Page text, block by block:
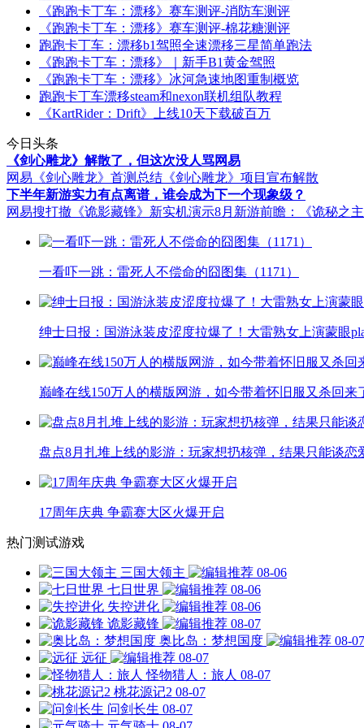
《跑跑卡丁车：漂移》赛车测评-消防车测评
《跑跑卡丁车：漂移》赛车测评-棉花糖测评
跑跑卡丁车：漂移b1驾照全速漂移三星简单跑法
《跑跑卡丁车：漂移》｜新手B1黄金驾照
《跑跑卡丁车：漂移》冰河急速地图重制概览
跑跑卡丁车漂移steam和nexon联机组队教程
《KartRider：Drift》上线10天下载破百万
今日头条
《剑心雕龙》解散了，但这次没人骂网易
网易《剑心雕龙》首测总结 《剑心雕龙》项目宣布解散
下半年新游实力有点离谱，谁会成为下一个现象级？
网易搜打撤《诡影藏锋》新实机演示8月新游前瞻：《诡秘之
一看吓一跳：雷死人不偿命的囧图集（1171）
绅士日报：国游泳装皮涩度拉爆了！大雷熟女上演蒙眼
巅峰在线150万人的横版网游，如今带着怀旧服又杀回来
盘点8月扎堆上线的影游：玩家想扔核弹，结果只能谈恋
17周年庆典 争霸赛大区火爆开启
热门测试游戏
三国大领主
08-06
七日世界
08-06
失控进化
08-06
诡影藏锋
08-07
奥比岛：梦想国度
08-07
远征
08-07
怪物猎人：旅人 08-07
桃花源记2 08-07
问剑长生 08-07